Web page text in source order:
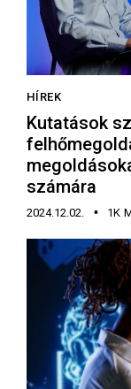
HÍREK
Kutatások
számára
2024.12.02. 1K